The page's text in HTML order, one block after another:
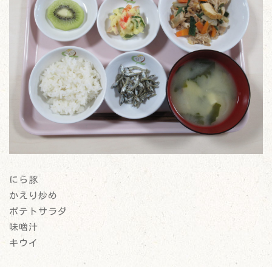
にら豚
かえり炒め
ポテトサラダ
味噌汁
キウイ